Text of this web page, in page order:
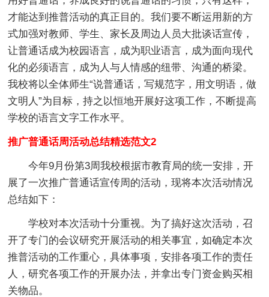
才能达到推普活动的真正目的。我们要不断运用新的方
式加强对教师、学生、家长及周边人员大批谈话宣传，
让普通话成为校园语言，成为职业语言，成为面向现代
化的必须语言，成为人与人情感的纽带、沟通的桥梁。
我校将以全体师生“说普通话，写规范字，用文明语，做
文明人”为目标，持之以恒地开展好这项工作，不断提高
学校的语言文字工作水平。
推广普通话周活动总结精选范文2
今年9月份第3周我校根据市教育局的统一安排，开
展了一次推广普通话宣传周的活动，现将本次活动情况
总结如下：
学校对本次活动十分重视。为了搞好这次活动，召
开了专门的会议研究开展活动的相关事宜，如确定本次
推普活动的工作重心，具体事项，安排各项工作的责任
人，研究各项工作的开展办法，并拿出专门资金购买相
关物品。